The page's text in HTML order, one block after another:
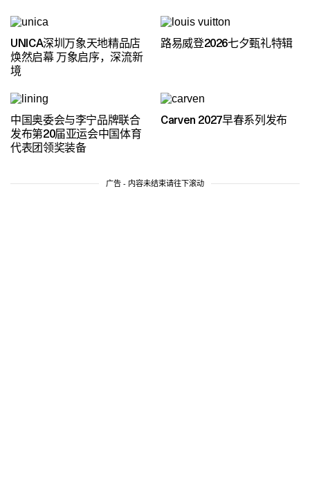
UNICA深圳万象天地精品店
焕然启幕 万象启序，深流新
境
路易威登2026七夕甄礼特辑
中国奥委会与李宁品牌联合
发布第20届亚运会中国体育
代表团领奖装备
Carven 2027早春系列发布
广告 - 内容未结束请往下滚动